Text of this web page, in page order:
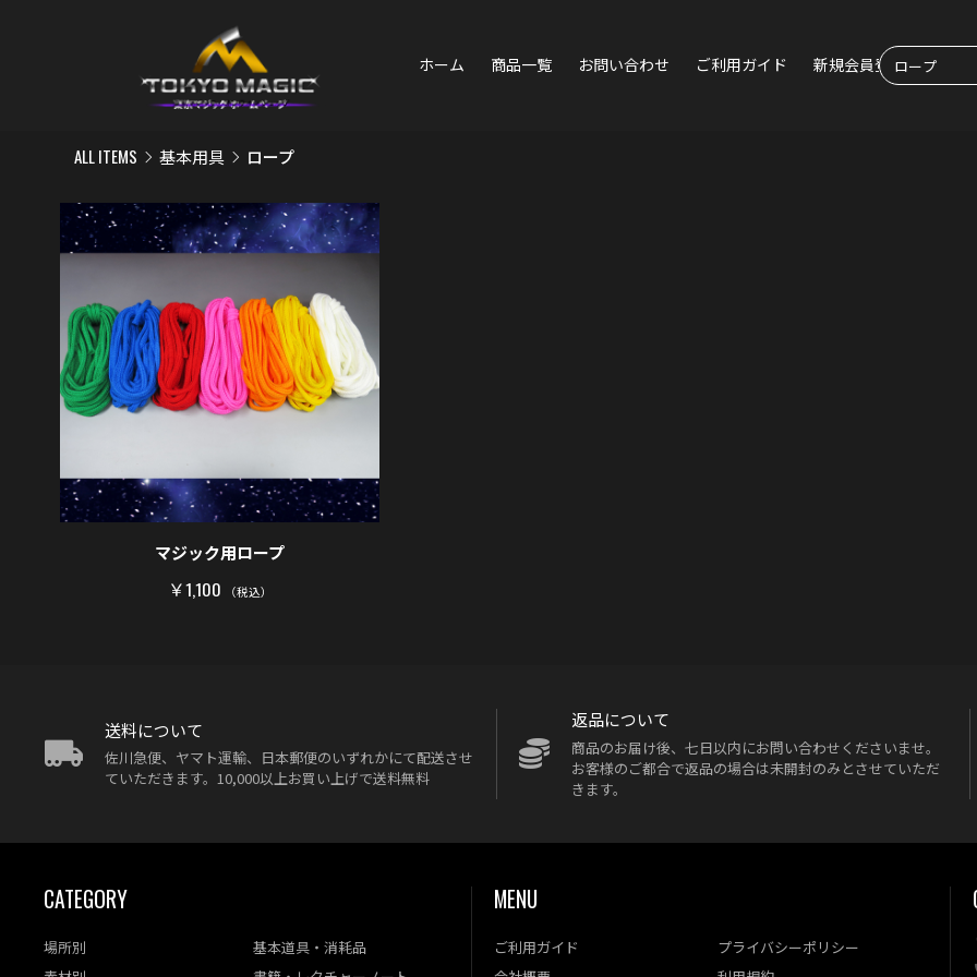
ホーム 商品一覧 お問い合わせ ご利用ガイド 新規会員登録
ALL ITEMS 基本用具 ロープ
マジック用ロープ
￥1,100 （税込）
送料について
佐川急便、ヤマト運輸、日本郵便のいずれかにて配送させ
ていただきます。10,000以上お買い上げで送料無料
返品について
商品のお届け後、七日以内にお問い合わせくださいませ。
お客様のご都合で返品の場合は未開封のみとさせていただ
きます。
CATEGORY
場所別
基本道具・消耗品
MENU
ご利用ガイド
プライバシーポリシー